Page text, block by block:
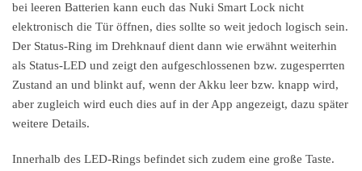
bei leeren Batterien kann euch das Nuki Smart Lock nicht
elektronisch die Tür öffnen, dies sollte so weit jedoch logisch sein.
Der Status-Ring im Drehknauf dient dann wie erwähnt weiterhin
als Status-LED und zeigt den aufgeschlossenen bzw. zugesperrten
Zustand an und blinkt auf, wenn der Akku leer bzw. knapp wird,
aber zugleich wird euch dies auf in der App angezeigt, dazu später
weitere Details.
Innerhalb des LED-Rings befindet sich zudem eine große Taste.